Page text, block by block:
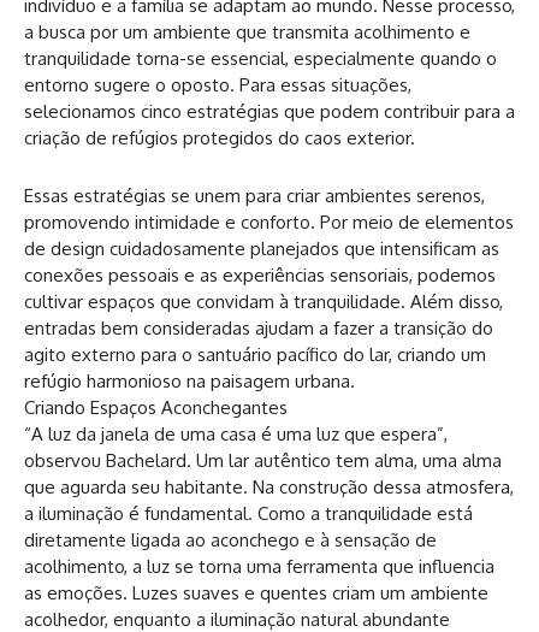
indivíduo e a família se adaptam ao mundo. Nesse processo,
a busca por um ambiente que transmita acolhimento e
tranquilidade torna-se essencial, especialmente quando o
entorno sugere o oposto. Para essas situações,
selecionamos cinco estratégias que podem contribuir para a
criação de refúgios protegidos do caos exterior.
Essas estratégias se unem para criar ambientes serenos,
promovendo intimidade e conforto. Por meio de elementos
de design cuidadosamente planejados que intensificam as
conexões pessoais e as experiências sensoriais, podemos
cultivar espaços que convidam à tranquilidade. Além disso,
entradas bem consideradas ajudam a fazer a transição do
agito externo para o santuário pacífico do lar, criando um
refúgio harmonioso na paisagem urbana.
Criando Espaços Aconchegantes
“A luz da janela de uma casa é uma luz que espera”,
observou Bachelard. Um lar autêntico tem alma, uma alma
que aguarda seu habitante. Na construção dessa atmosfera,
a iluminação é fundamental. Como a tranquilidade está
diretamente ligada ao aconchego e à sensação de
acolhimento, a luz se torna uma ferramenta que influencia
as emoções. Luzes suaves e quentes criam um ambiente
acolhedor, enquanto a iluminação natural abundante